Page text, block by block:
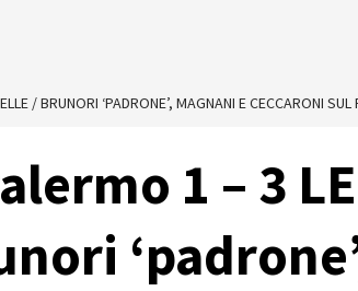
/ BRUNORI ‘PADRONE’, MAGNANI E CECCARONI SUL
1 – 3 LE